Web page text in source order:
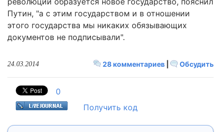
Путин, "а с этим государством и в отношении
этого государства мы никаких обязывающих
документов не подписывали".
28 комментариев Обсудить
24.03.2014
0
Получить код